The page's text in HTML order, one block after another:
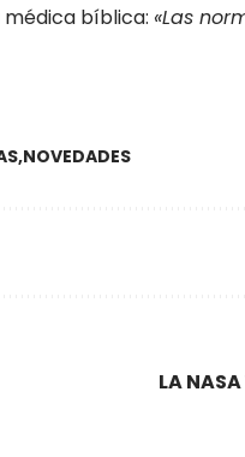
bíblica: «Las
NOVEDADES
LA